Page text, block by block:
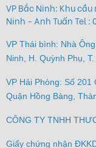
VP Bắc Ninh: Khu
Ninh - Anh Tuấn Tel :
VP Thái bình: Nhà
Ninh, H. Quỳnh Phụ,
VP Hải Phòng: Số 201
Quận Hồng Bàng,
CÔNG TY TNHH
Giấy chứng nhận